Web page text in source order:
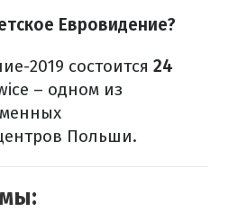
Евровидение?
2019 состоится 24
– одном из
Польши.